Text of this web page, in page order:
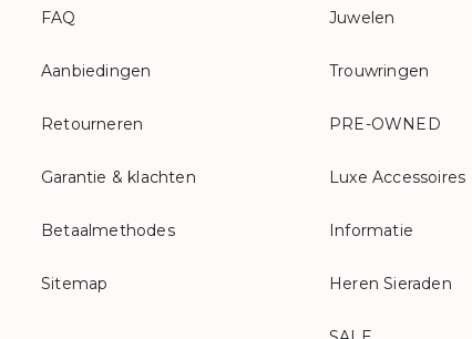
FAQ
Aanbiedingen
Retourneren
Garantie & klachten
Betaalmethodes
Sitemap
Juwelen
Trouwringen
PRE-OWNED
Luxe Accessoires
Informatie
Heren Sieraden